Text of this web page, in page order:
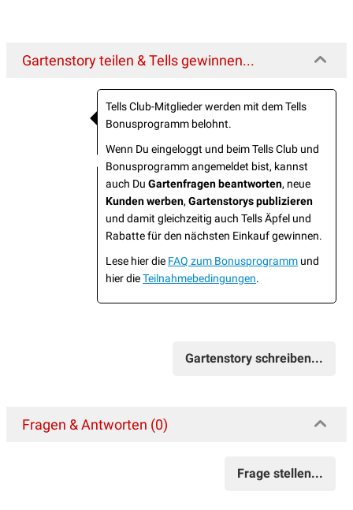
Gartenstory teilen & Tells gewinnen...
Tells Club-Mitglieder werden mit dem Tells
Bonusprogramm belohnt.
Wenn Du eingeloggt und beim Tells Club und
Bonusprogramm angemeldet bist, kannst
auch Du Gartenfragen beantworten, neue
Kunden werben, Gartenstorys publizieren
und damit gleichzeitig auch Tells Äpfel und
Rabatte für den nächsten Einkauf gewinnen.
Lese hier die FAQ zum Bonusprogramm und
hier dieTeilnahmebedingungen.
Gartenstory schreiben...
Fragen & Antworten (0)
Frage stellen...